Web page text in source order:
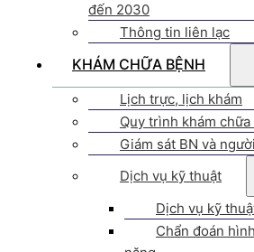
đến 2030
Thông tin liên lạc
KHÁM CHỮA BỆNH
Lịch trực, lịch khám
Quy trình khám chữa
Giám sát BN và
Dịch vụ kỹ thuật
Dịch vụ kỹ
Chẩn đoán